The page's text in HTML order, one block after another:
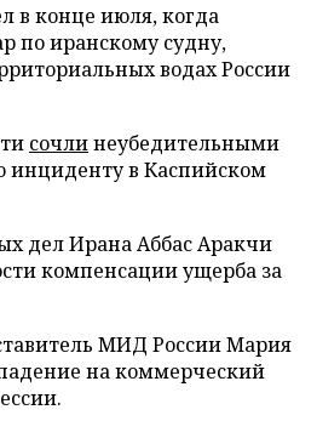
в конце июля, когда
по иранскому судну,
водах России
сочлинеубедительными
инциденту в Каспийском
дел Ирана Аббас Аракчи
компенсации ущерба за
МИД России Мария
на коммерческий